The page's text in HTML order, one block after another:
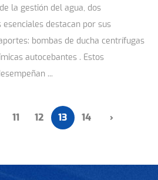
la gestión del agua, dos
esenciales destacan por sus
bombas de ducha centrífugas
autocebantes . Estos
...
11 12 13 14 ›